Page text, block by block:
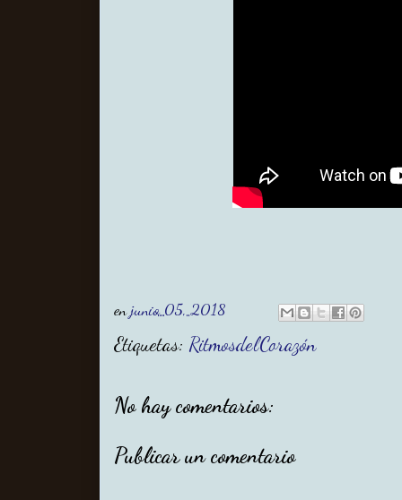
enjunio 05, 2018
Etiquetas: RitmosdelCorazón
No hay comentarios:
Publicar un comentario